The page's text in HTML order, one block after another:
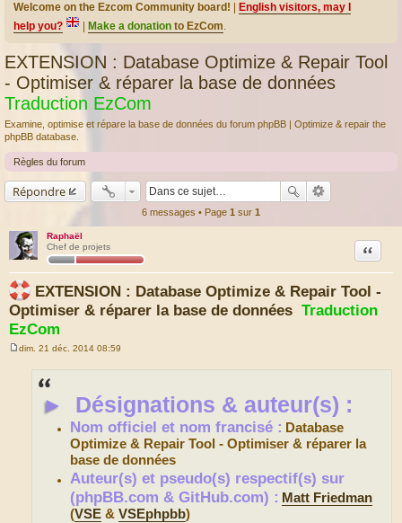
Welcome on the Ezcom Community board!
English visitors, may I
help you?
Make a donation to EzCom.
EXTENSION : Database Optimize & Repair Tool
- Optimiser & réparer la base de données
Traduction EzCom
Examine, optimise et répare la base de données du forum phpBB | Optimize & repair the
phpBB database.
Règles du forum
Répondre
6 messages • Page 1 sur 1
Raphaël
Chef de projets
EXTENSION : Database Optimize & Repair Tool -
Optimiser & réparer la base de données Traduction
EzCom
Citation
dim. 21 déc. 2014 08:59
► Désignations & auteur(s) :
Nom officiel et nom francisé : Database
Optimize & Repair Tool - Optimiser & réparer la
base de données
Auteur(s) et pseudo(s) respectif(s) sur
(phpBB.com & GitHub.com) : Matt Friedman
(VSE &VSEphpbb)